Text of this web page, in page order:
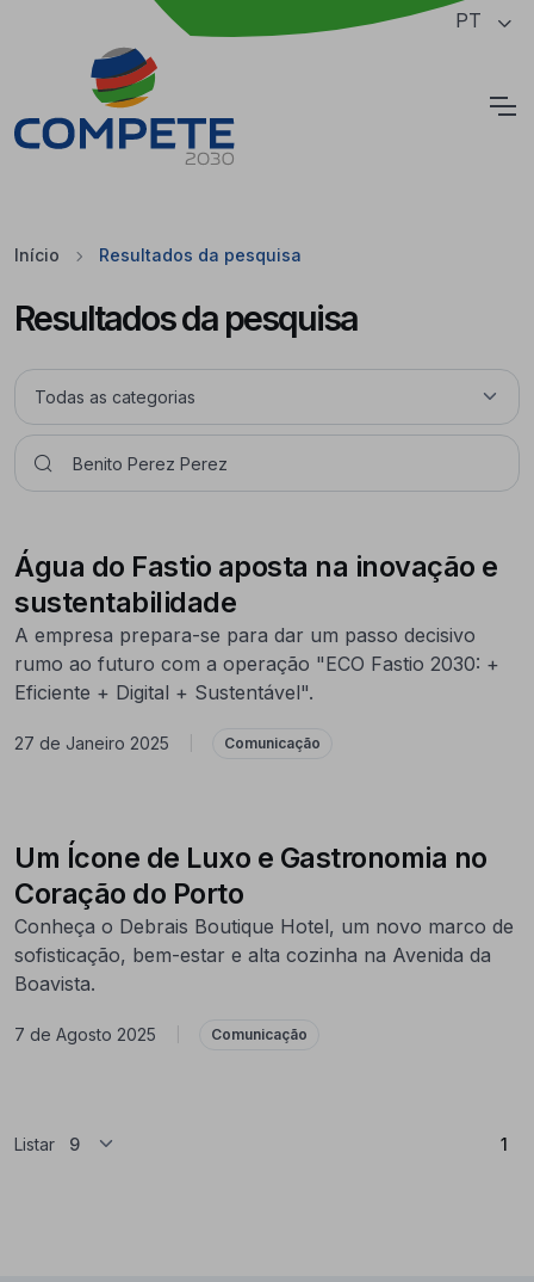
Saltar para o conteúdo principal da página PT
Início Resultados da pesquisa
Resultados da pesquisa
Água do Fastio aposta na inovação e
sustentabilidade
A empresa prepara-se para dar um passo decisivo
rumo ao futuro com a operação "ECO Fastio 2030: +
Eficiente + Digital + Sustentável".
27 de Janeiro 2025 Comunicação
Um Ícone de Luxo e Gastronomia no
Coração do Porto
Conheça o Debrais Boutique Hotel, um novo marco de
sofisticação, bem-estar e alta cozinha na Avenida da
Boavista.
7 de Agosto 2025 Comunicação
Listar 1